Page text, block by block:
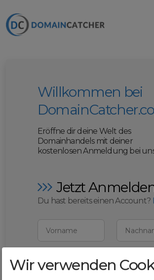
Willkommen bei
Eröffne dir deine Welt des
Domainhandels mit deiner
kostenlosen Anmeldung bei
Jetzt
Du hast bereits einen Account?
Vorname
E-Mail
Wir verwenden